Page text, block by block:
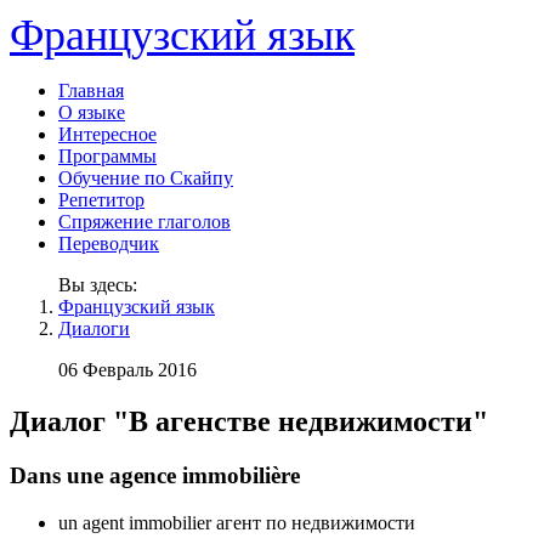
Французский язык
Главная
О языке
Интересное
Программы
Обучение по Скайпу
Репетитор
Спряжение глаголов
Переводчик
Вы здесь:
Французский язык
Диалоги
06 Февраль 2016
Диалог "В агенстве недвижимости"
Dans une agence immobilière
un agent immobilier агент по недвижимости